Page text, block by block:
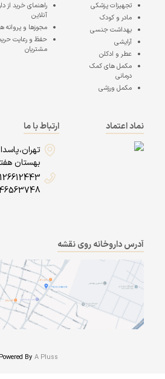
تجهیزات پزشکی
مادر و کودک
بهداشت جنسی
آرایشی
عطر و ادکلن
مکمل های کمک
درمانی
مکمل ورزشی
راهنمای خرید از
آنلاین
مجوزها و پروانه
حفظ و رعایت
مشتریان
نماد اعتماد
ارتباط با ما
بهستان
آدرس داروخانه روی نقشه
A Pluss
Powered By